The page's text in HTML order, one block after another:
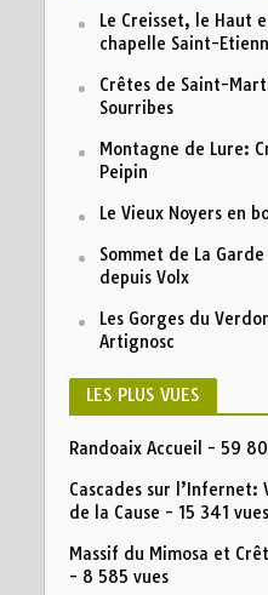
Le Creisset, le Haut
chapelle Saint-
Crêtes de Saint-
Sourribes
Montagne de Lure:
Peipin
Le Vieux Noyers en
Sommet de La
depuis Volx
Les Gorges du
Artignosc
LES PLUS VUES
Randoaix Accueil - 59
Cascades sur l’Infernet:
de la Cause - 15 341 vues
Massif du Mimosa et
- 8 585 vues